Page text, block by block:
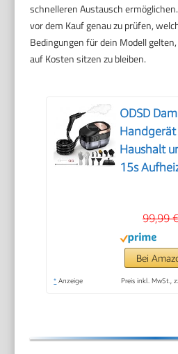
schnelleren Austausch
vor dem Kauf genau zu prüfen,
Bedingungen für dein Modell
auf Kosten sitzen zu bleiben.
ODSD
Haushalt
15s
99,99
Bei
* Anzeige Preis inkl. MwSt.,